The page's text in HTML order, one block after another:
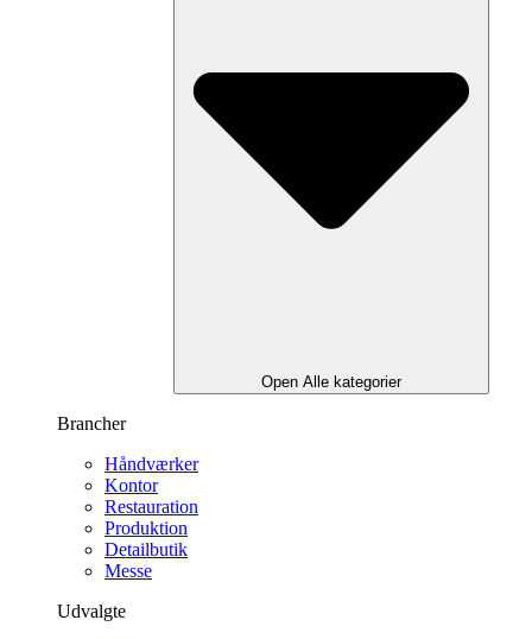
Open Alle kategorier
Brancher
Håndværker
Kontor
Restauration
Produktion
Detailbutik
Messe
Udvalgte